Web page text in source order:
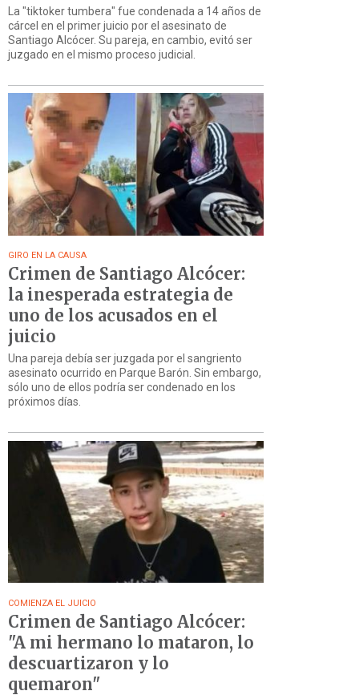
La "tiktoker tumbera" fue condenada a 14 años de
cárcel en el primer juicio por el asesinato de
Santiago Alcócer. Su pareja, en cambio, evitó ser
juzgado en el mismo proceso judicial.
GIRO EN LA CAUSA
Crimen de Santiago Alcócer:
la inesperada estrategia de
uno de los acusados en el
juicio
Una pareja debía ser juzgada por el sangriento
asesinato ocurrido en Parque Barón. Sin embargo,
sólo uno de ellos podría ser condenado en los
próximos días.
COMIENZA EL JUICIO
Crimen de Santiago Alcócer:
"A mi hermano lo mataron, lo
descuartizaron y lo
quemaron"